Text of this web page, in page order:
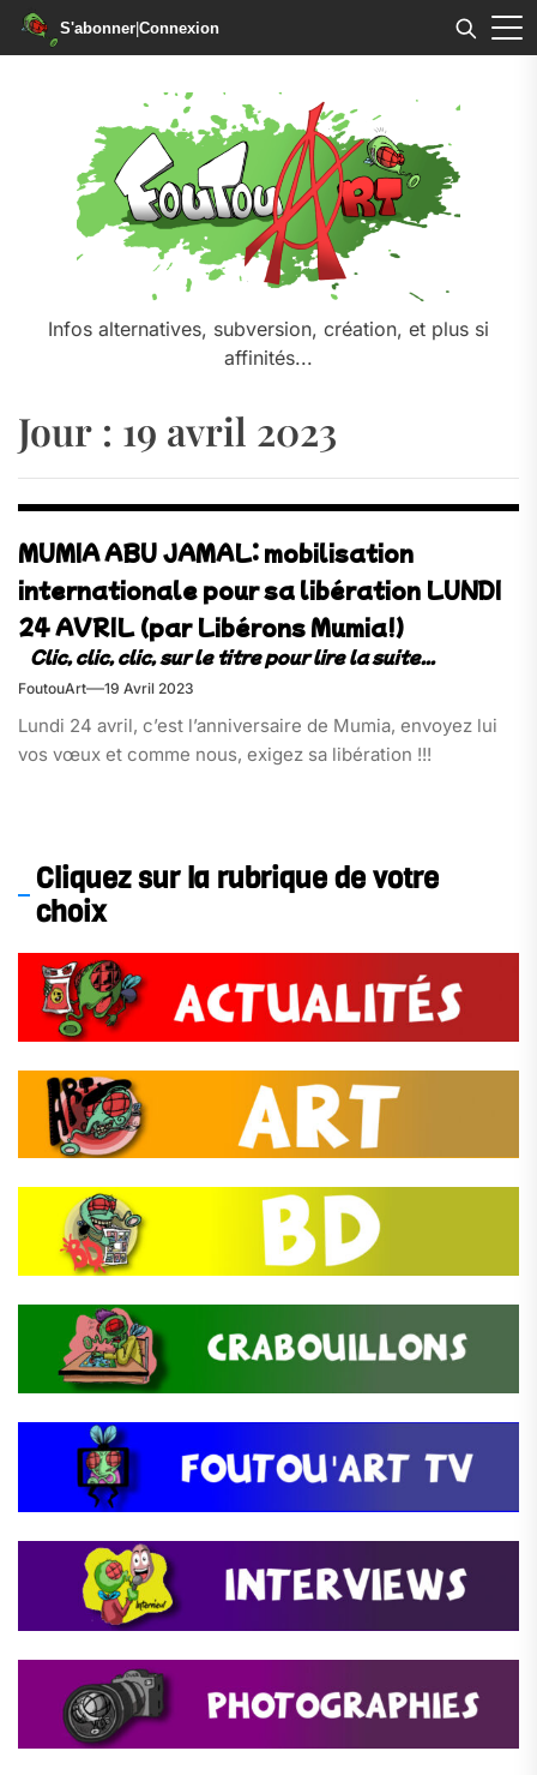
S'abonner|Connexion
Infos alternatives, subversion, création, et plus si
affinités...
Jour : 19 avril 2023
MUMIA ABU JAMAL: mobilisation
internationale pour sa libération LUNDI
24 AVRIL (par Libérons Mumia!)
FoutouArt 19 Avril 2023
Lundi 24 avril, c’est l’anniversaire de Mumia, envoyez lui
vos vœux et comme nous, exigez sa libération !!!
Cliquez sur la rubrique de votre
choix